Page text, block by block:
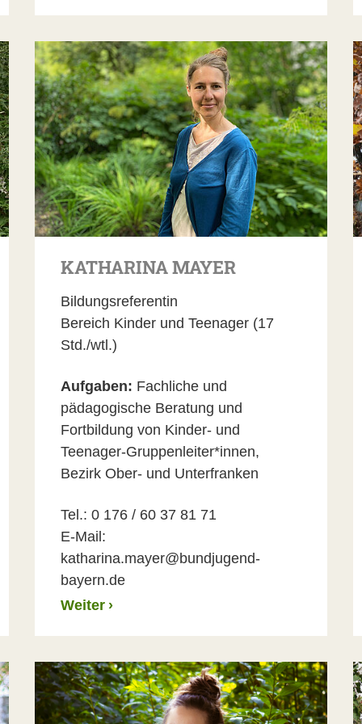
KATHARINA MAYER
Bildungsreferentin
Bereich Kinder und Teenager (17
Std./wtl.)
Aufgaben: Fachliche und
pädagogische Beratung und
Fortbildung von Kinder- und
Teenager-Gruppenleiter*innen,
Bezirk Ober- und Unterfranken
Tel.: 0 176 / 60 37 81 71
E-Mail:
katharina.mayer@bundjugend-
bayern.de
Weiter ›